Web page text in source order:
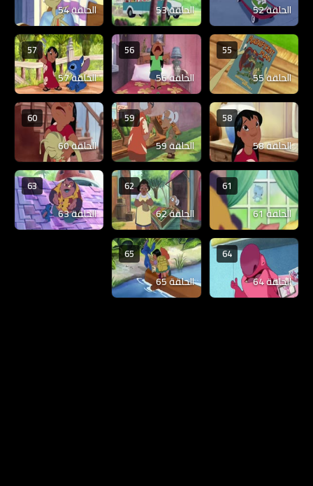
الحلقة 52 الحلقة 53 الحلقة 54
55
الحلقة 55
56
الحلقة 56
57
الحلقة 57
58
الحلقة 58
59
الحلقة 59
60
الحلقة 60
61
الحلقة 61
62
الحلقة 62
63
الحلقة 63
64
الحلقة 64
65
الحلقة 65